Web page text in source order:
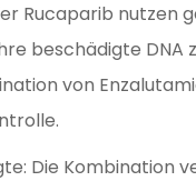
Rucaparib nutzen
beschädigte DNA
von
Die Kombination